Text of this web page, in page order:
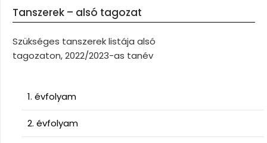
Tanszerek – alsó tagozat
Szükséges tanszerek listája alsó
tagozaton, 2022/2023-as tanév
1. évfolyam
2. évfolyam